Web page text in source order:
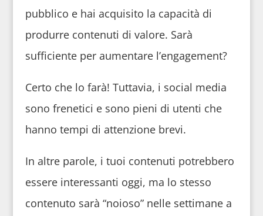
pubblico e hai acquisito la capacità di
produrre contenuti di valore. Sarà
sufficiente per aumentare l’engagement?
Certo che lo farà! Tuttavia, i social media
sono frenetici e sono pieni di utenti che
hanno tempi di attenzione brevi.
In altre parole, i tuoi contenuti potrebbero
essere interessanti oggi, ma lo stesso
contenuto sarà “noioso” nelle settimane a